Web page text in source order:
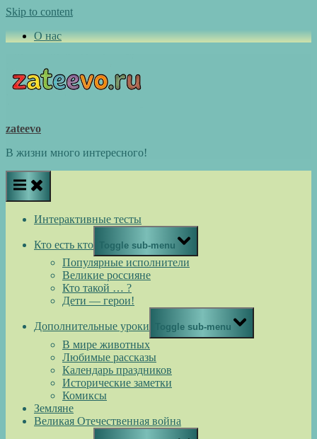
Skip to content
О нас
zateevo
В жизни много интересного!
Интерактивные тесты
Кто есть кто Toggle sub-menu
Популярные исполнители
Великие россияне
Кто такой … ?
Дети — герои!
Дополнительные уроки Toggle sub-menu
В мире животных
Любимые рассказы
Календарь праздников
Исторические заметки
Комиксы
Земляне
Великая Отечественная война